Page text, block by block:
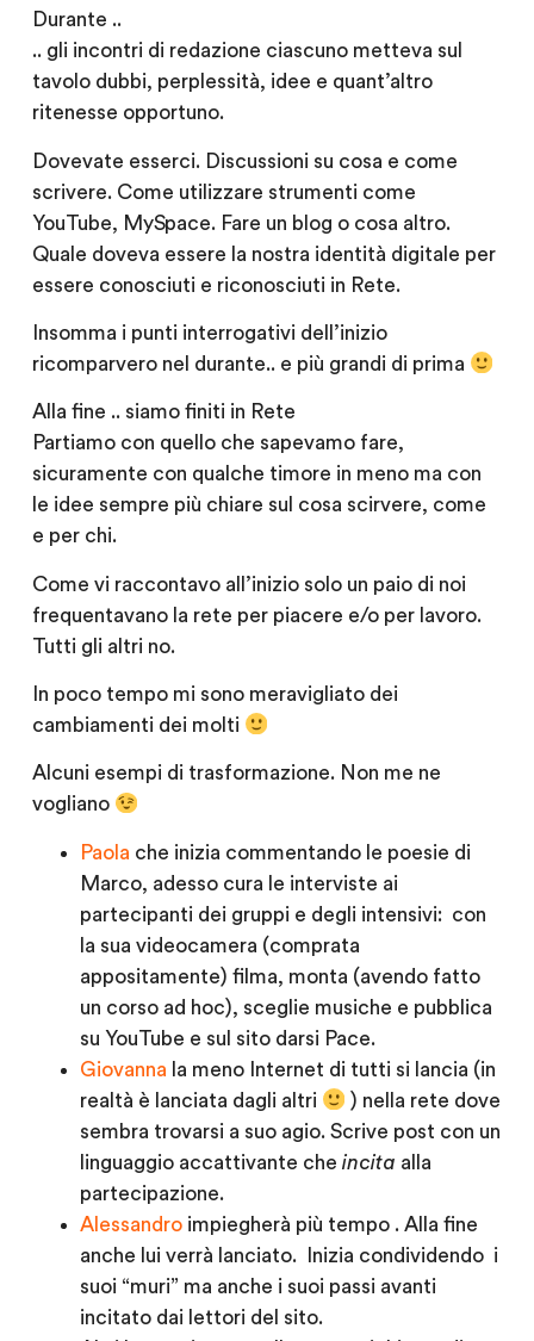
Durante ..
.. gli incontri di redazione ciascuno metteva sul
tavolo dubbi, perplessità, idee e quant’altro
ritenesse opportuno.
Dovevate esserci. Discussioni su cosa e come
scrivere. Come utilizzare strumenti come
YouTube, MySpace. Fare un blog o cosa altro.
Quale doveva essere la nostra identità digitale per
essere conosciuti e riconosciuti in Rete.
Insomma i punti interrogativi dell’inizio
ricomparvero nel durante.. e più grandi di prima
Alla fine .. siamo finiti in Rete
Partiamo con quello che sapevamo fare,
sicuramente con qualche timore in meno ma con
le idee sempre più chiare sul cosa scirvere, come
e per chi.
Come vi raccontavo all’inizio solo un paio di noi
frequentavano la rete per piacere e/o per lavoro.
Tutti gli altri no.
In poco tempo mi sono meravigliato dei
cambiamenti dei molti
Alcuni esempi di trasformazione. Non me ne
vogliano
Paola che inizia commentando le poesie di
Marco, adesso cura le interviste ai
partecipanti dei gruppi e degli intensivi: con
la sua videocamera (comprata
appositamente) filma, monta (avendo fatto
un corso ad hoc), sceglie musiche e pubblica
su YouTube e sul sito darsi Pace.
Giovanna la meno Internet di tutti si lancia (in
realtà è lanciata dagli altri
) nella rete dove
sembra trovarsi a suo agio. Scrive post con un
linguaggio accattivante che incita alla
partecipazione.
Alessandroimpiegherà più tempo . Alla fine
anche lui verrà lanciato. Inizia condividendo i
suoi “muri” ma anche i suoi passi avanti
incitato dai lettori del sito.